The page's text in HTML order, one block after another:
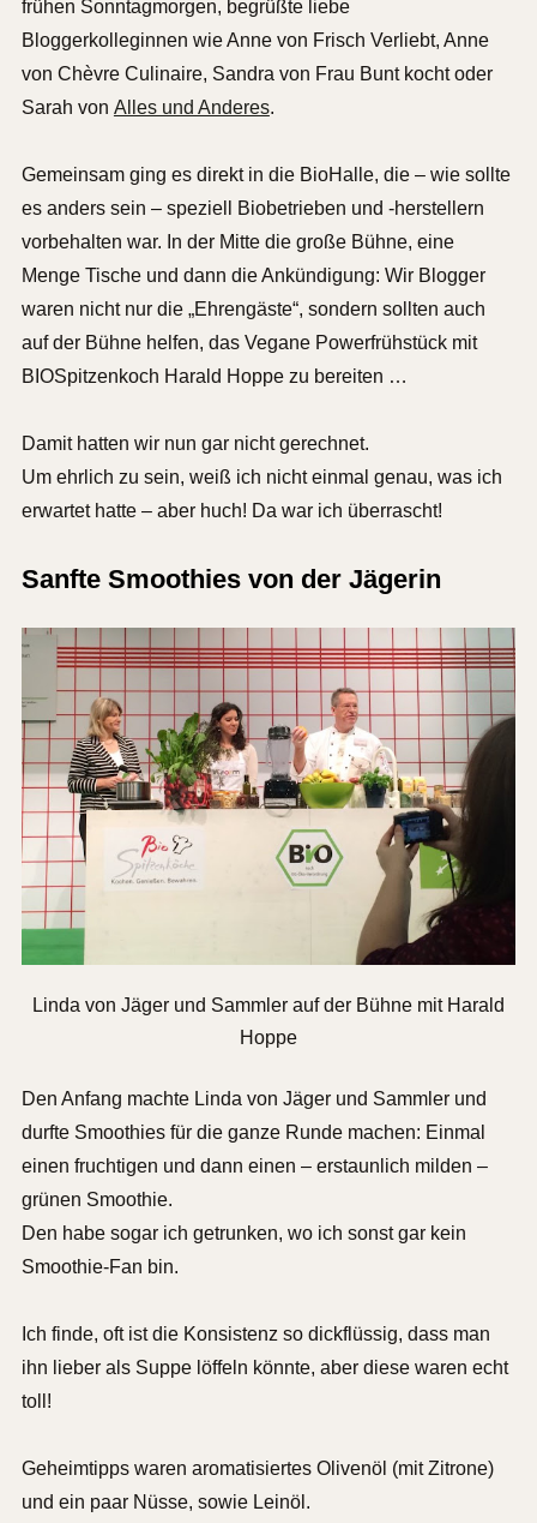
frühen Sonntagmorgen, begrüßte liebe
Bloggerkolleginnen wie Anne von Frisch Verliebt, Anne
von Chèvre Culinaire, Sandra von Frau Bunt kocht oder
Sarah von Alles und Anderes.
Gemeinsam ging es direkt in die BioHalle, die – wie sollte
es anders sein – speziell Biobetrieben und -herstellern
vorbehalten war. In der Mitte die große Bühne, eine
Menge Tische und dann die Ankündigung: Wir Blogger
waren nicht nur die „Ehrengäste“, sondern sollten auch
auf der Bühne helfen, das Vegane Powerfrühstück mit
BIOSpitzenkoch Harald Hoppe zu bereiten …
Damit hatten wir nun gar nicht gerechnet.
Um ehrlich zu sein, weiß ich nicht einmal genau, was ich
erwartet hatte – aber huch! Da war ich überrascht!
Sanfte Smoothies von der Jägerin
Linda von Jäger und Sammler auf der Bühne mit Harald
Hoppe
Den Anfang machte Linda von Jäger und Sammler und
durfte Smoothies für die ganze Runde machen: Einmal
einen fruchtigen und dann einen – erstaunlich milden –
grünen Smoothie.
Den habe sogar ich getrunken, wo ich sonst gar kein
Smoothie-Fan bin.
Ich finde, oft ist die Konsistenz so dickflüssig, dass man
ihn lieber als Suppe löffeln könnte, aber diese waren echt
toll!
Geheimtipps waren aromatisiertes Olivenöl (mit Zitrone)
und ein paar Nüsse, sowie Leinöl.